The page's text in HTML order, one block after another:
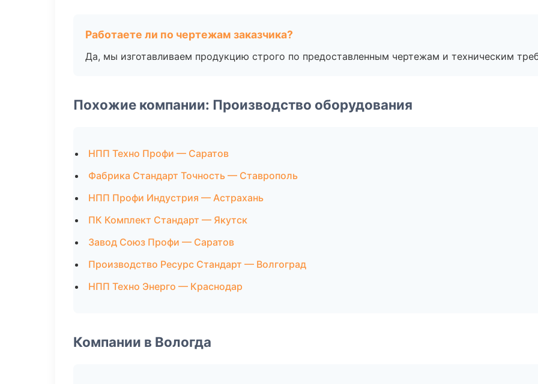
Работаете ли по чертежам заказчика?
Да, мы изготавливаем продукцию строго по предоставленным чертежам и техническим
Похожие компании: Производство оборудования
НПП Техно Профи — Саратов
Фабрика Стандарт Точность — Ставрополь
НПП Профи Индустрия — Астрахань
ПК Комплект Стандарт — Якутск
Завод Союз Профи — Саратов
Производство Ресурс Стандарт — Волгоград
НПП Техно Энерго — Краснодар
Компании в Вологда